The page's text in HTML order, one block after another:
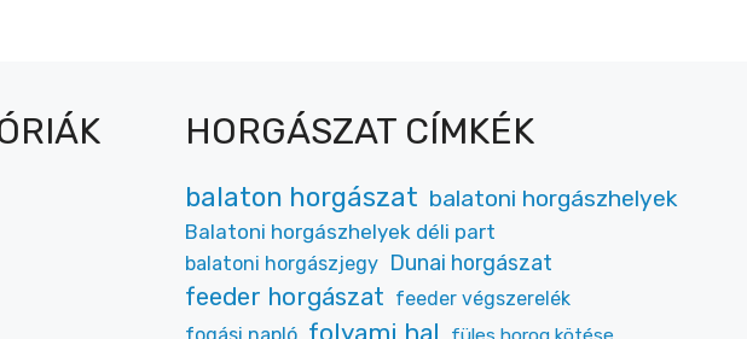
HORGÁSZAT CÍMKÉK
balaton horgászat balatoni horgászhelyek
Balatoni horgászhelyek déli part
balatoni horgászjegy Dunai horgászat
feeder horgászat feeder végszerelék
folyami hal